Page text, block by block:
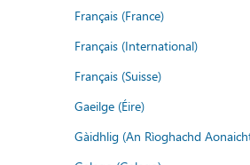
Français (France)
Français (International)
Français (Suisse)
Gaeilge (Éire)
Gàidhlig (An Rìoghachd